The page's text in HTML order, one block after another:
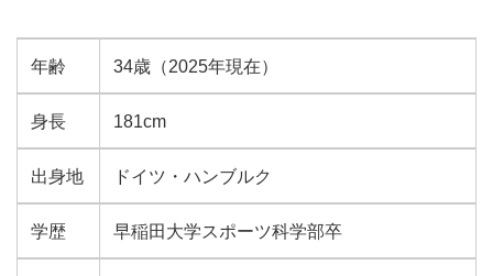
年齢 34歳（2025年現在）
身長 181cm
出身地 ドイツ・ハンブルク
学歴 早稲田大学スポーツ科学部卒